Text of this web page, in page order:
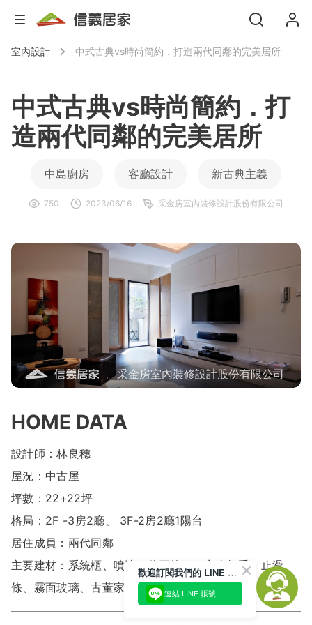
室內設計 中式古典vs時尚簡約．打造兩代同鄰的完美居所
中式古典vs時尚簡約．打
造兩代同鄰的完美居所
中島廚房 客廳設計 新古典主義
750 2023/06/16 采金房室內裝修設計股份有限公司
。采金房室內裝修設計股份有限公司
HOME DATA
設計師：林良穗
屋況：中古屋
坪數：22+22坪
格局：2F -3房2廳、 3F-2房2廳1陽台
居住成員：兩代同鄰
主要建材：系統櫃、噴漆、仿石紋磚、安全把手、止滑
條、霧面玻璃、古董家具、木地板
歡迎訂閱我們的 LINE 官方帳號
連結 LINE 帳號